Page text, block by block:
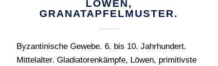
LÖWEN,
GRANATAPFELMUSTER.
Byzantinische Gewebe. 6. bis 10. Jahrhundert.
Mittelalter. Gladiatorenkämpfe, Löwen, primitivste